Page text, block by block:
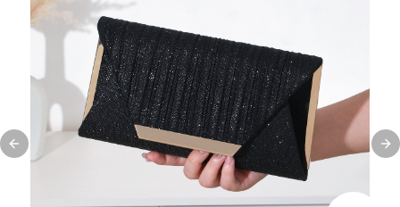
Previous slide